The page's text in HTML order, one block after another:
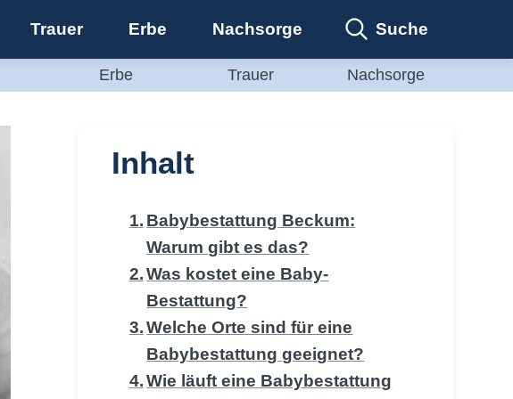
Trauer Erbe Nachsorge Suche
Erbe Trauer Nachsorge
Inhalt
Babybestattung Beckum:
Warum gibt es das?
Was kostet eine Baby-
Bestattung?
Welche Orte sind für eine
Babybestattung geeignet?
Wie läuft eine Babybestattung